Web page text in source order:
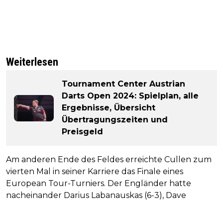
Weiterlesen
Tournament Center Austrian
Darts Open 2024: Spielplan, alle
Ergebnisse, Übersicht
Übertragungszeiten und
Preisgeld
Am anderen Ende des Feldes erreichte Cullen zum
vierten Mal in seiner Karriere das Finale eines
European Tour-Turniers. Der Engländer hatte
nacheinander Darius Labanauskas (6-3), Dave